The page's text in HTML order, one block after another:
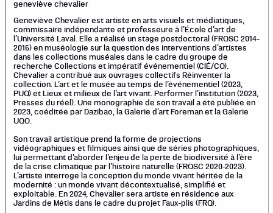
geneviève chevalier
Geneviève Chevalier est artiste en arts visuels et médiatiques,
commissaire indépendante et professeure à l’École d’art de
l’Université Laval. Elle a réalisé un stage postdoctoral (FRQSC 2014-
2016) en muséologie sur la question des interventions d’artistes
dans les collections muséales dans le cadre du groupe de
recherche Collections et impératif événementiel (CIÉ/CO).
Chevalier a contribué aux ouvrages collectifs Réinventer la
collection. L’art et le musée au temps de l’événementiel (2023,
PUQ) et Lieux et milieux de l’art vivant. Performer l’institution (2023,
Presses du réel). Une monographie de son travail a été publiée en
2023, coéditée par Dazibao, la Galerie d’art Foreman et la Galerie
UQO.
Son travail artistique prend la forme de projections
vidéographiques et filmiques ainsi que de séries photographiques,
lui permettant d’aborder l’enjeu de la perte de biodiversité à l’ère
de la crise climatique par l’histoire naturelle (FRQSC 2020-2023).
L’artiste interroge la conception du monde vivant héritée de la
modernité : un monde vivant décontextualisé, simplifié et
exploitable. En 2024, Chevalier sera artiste en résidence aux
Jardins de Métis dans le cadre du projet Faux-plis (FRQ).